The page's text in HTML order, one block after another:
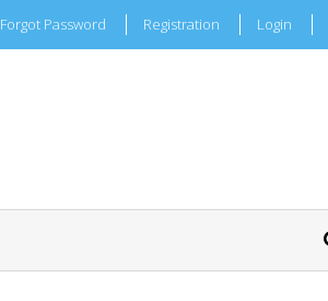
Forgot Password Registration Login